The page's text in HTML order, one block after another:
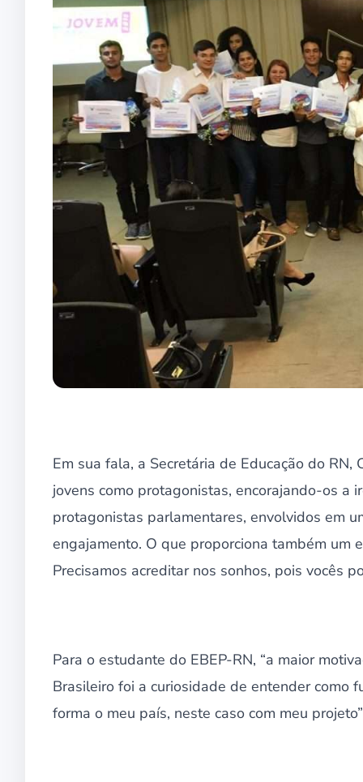
Em sua fala, a Secretária de Educação do
jovens como protagonistas, encorajando-os a
protagonistas parlamentares, envolvidos em
engajamento. O que proporciona também um
Precisamos acreditar nos sonhos, pois vocês
Para o estudante do EBEP-RN, “a maior
Brasileiro foi a curiosidade de entender como
forma o meu país, neste caso com meu